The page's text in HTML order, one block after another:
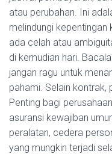
atau perubahan. Ini
melindungi
ada celah atau
di kemudian hari.
jangan ragu untuk
pahami. Selain kontrak,
Penting bagi
asuransi kewajiban
peralatan, cedera
yang mungkin terjadi